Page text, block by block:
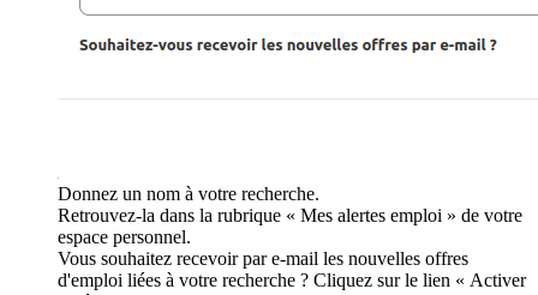
Donnez un nom à votre recherche.
Retrouvez-la dans la rubrique « Mes alertes emploi » de votre
espace personnel.
Vous souhaitez recevoir par e-mail les nouvelles offres
d'emploi liées à votre recherche ? Cliquez sur le lien « Activer